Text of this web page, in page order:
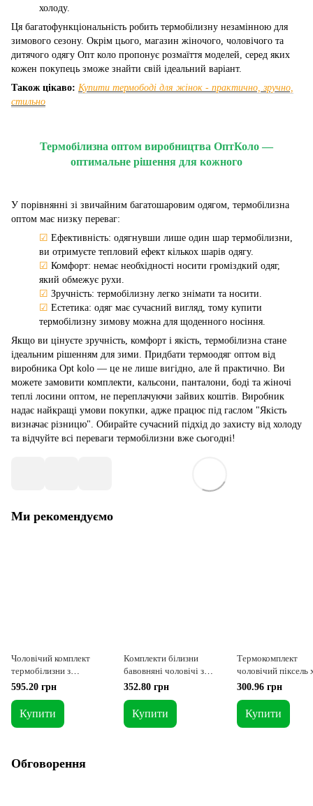
холоду.
Ця багатофункціональність робить термобілизну незамінною для
зимового сезону. Окрім цього, магазин жіночого, чоловічого та
дитячого одягу Опт коло пропонує розмаїття моделей, серед яких
кожен покупець зможе знайти свій ідеальний варіант.
Також цікаво: Купити термободі для жінок - практично, зручно,
стильно
Термобілизна оптом виробництва ОптКоло —
оптимальне рішення для кожного
У порівнянні зі звичайним багатошаровим одягом, термобілизна
оптом має низку переваг:
☑ Ефективність: одягнувши лише один шар термобілизни,
ви отримуєте тепловий ефект кількох шарів одягу.
☑ Комфорт: немає необхідності носити громіздкий одяг,
який обмежує рухи.
☑ Зручність: термобілизну легко знімати та носити.
☑ Естетика: одяг має сучасний вигляд, тому купити
термобілизну зимову можна для щоденного носіння.
Якщо ви цінуєте зручність, комфорт і якість, термобілизна стане
ідеальним рішенням для зими. Придбати термоодяг оптом від
виробника Opt kolo — це не лише вигідно, але й практично. Ви
можете замовити комплекти, кальсони, панталони, боді та жіночі
теплі лосини оптом, не переплачуючи зайвих коштів. Виробник
надає найкращі умови покупки, адже працює під гаслом "Якість
визначає різницю". Обирайте сучасний підхід до захисту від холоду
та відчуйте всі переваги термобілизни вже сьогодні!
Ми рекомендуємо
Чоловічий комплект
термобілизни з
двошарової
виробника L = 48 - 50 р
595.20 грн
Купити
Комплекти білизни
бавовняні чоловічі з
начосом чорний L
352.80 грн
Купити
Термокомплект
чоловічий піксель
300.96 грн
Купити
Обговорення